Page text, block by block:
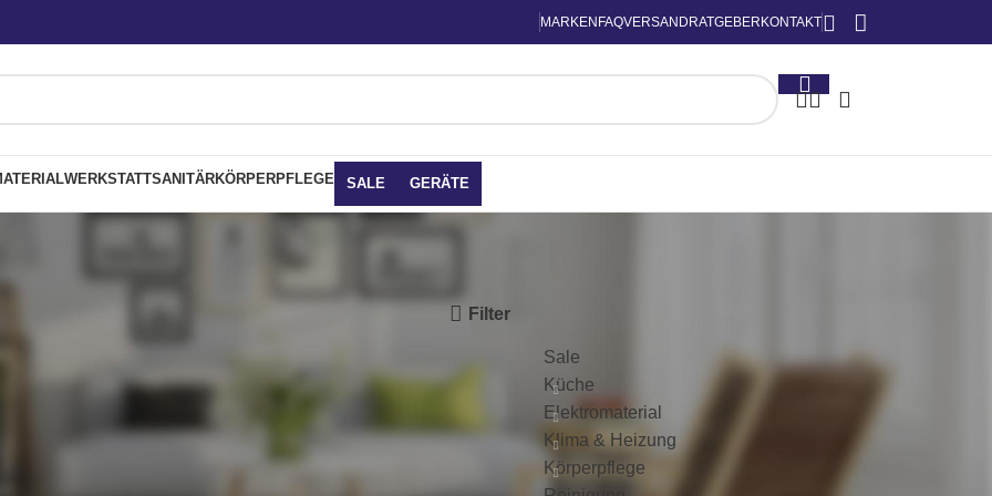
MARKEN FAQVERSAND RATGEBER KONTAKT
WERKSTATTSANITÄRKÖRPERPFLEGE SALE GERÄTE
Filter
Sale
Küche
Elektromaterial
Klima & Heizung
Körperpflege